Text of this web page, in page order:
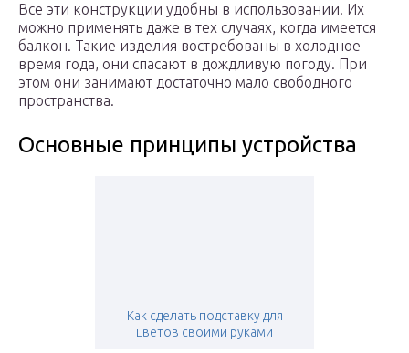
Все эти конструкции удобны в использовании. Их
можно применять даже в тех случаях, когда имеется
балкон. Такие изделия востребованы в холодное
время года, они спасают в дождливую погоду. При
этом они занимают достаточно мало свободного
пространства.
Основные принципы устройства
Как сделать подставку для
цветов своими руками